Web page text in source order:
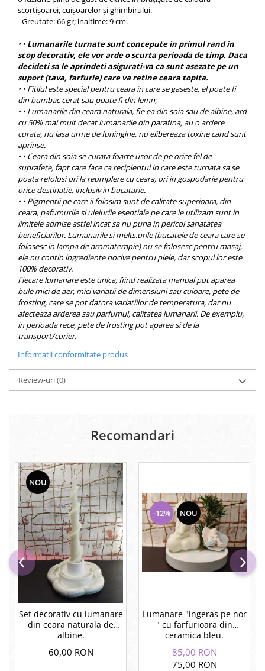
scorțișoarei, cuișoarelor și ghimbirului.
- Greutate: 66 gr; inaltime: 9 cm.
• • Lumanarile turnate sunt concepute in primul rand in
scop decorativ, ele vor arde o scurta perioada de timp. Daca
decideti sa le aprindeti asigurati-va ca sunt asezate pe un
suport (tava, farfurie) care va retine ceara topita.
• • Fitilul este special pentru ceara in care se gaseste, el poate fi
din bumbac cerat sau poate fi din lemn;
• • Lumanarile din ceara naturala, fie ea din soia sau de albine, ard
cu 50% mai mult decat lumanarile din parafina, au o ardere
curata, nu lasa urme de funingine, nu elibereaza toxine cand sunt
aprinse.
• • Ceara din soia se curata foarte usor de pe orice fel de
suprafete, fapt care face ca recipientul in care este turnata sa se
poata refolosi ori la reumplere cu ceara, ori in gospodarie pentru
orice destinatie, inclusiv in bucatarie.
• • Pigmentii pe care ii folosim sunt de calitate superioara, din
ceara, pafumurile si uleiurile esentiale pe care le utilizam sunt in
limitele admise astfel incat sa nu puna in pericol sanatatea
beneficiarilor. Lumanarile si melts.urile (bucatele de ceara care se
folosesc in lampa de aromaterapie) nu se folosesc pentru masaj,
ele nu contin ingrediente nocive pentru piele, dar scopul lor este
100% decorativ.
Fiecare lumanare este unica, fiind realizata manual pot aparea
bule mici de aer, mici variatii de dimensiuni sau culoare, pete de
frosting, care se pot datora variatiilor de temperatura, dar nu
afecteaza arderea sau parfumul, calitatea lumanarii. De exemplu,
in perioada rece, pete de frosting pot aparea si de la
transport/curier.
Informatii conformitate produs
Review-uri(0)
Recomandari
NOU
Set decorativ cu lumanare
din ceara naturala de
albine.
60,00 RON
-12% NOU
Lumanare "ingeras pe nor
" cu farfurioara din
ceramica bleu.
85,00 RON
75,00 RON